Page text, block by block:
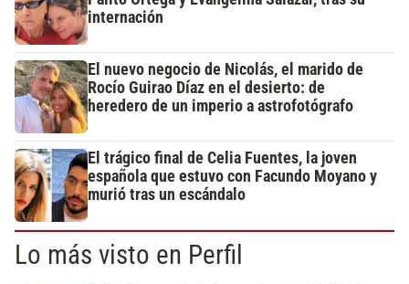
internación
El nuevo negocio de Nicolás, el marido de
Rocío Guirao Díaz en el desierto: de
heredero de un imperio a astrofotógrafo
El trágico final de Celia Fuentes, la joven
española que estuvo con Facundo Moyano y
murió tras un escándalo
Lo más visto en Perfil